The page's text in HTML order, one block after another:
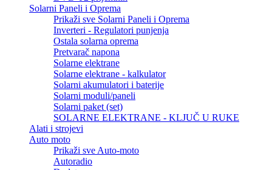
Solarni Paneli i Oprema
Prikaži sve Solarni Paneli i Oprema
Inverteri - Regulatori punjenja
Ostala solarna oprema
Pretvarač napona
Solarne elektrane
Solarne elektrane - kalkulator
Solarni akumulatori i baterije
Solarni moduli/paneli
Solarni paket (set)
SOLARNE ELEKTRANE - KLJUČ U RUKE
Alati i strojevi
Auto moto
Prikaži sve Auto-moto
Autoradio